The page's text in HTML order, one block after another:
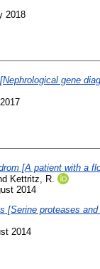
2018
gene
[A patient with a
Kettritz, R.
2014
[Serine proteases
2014